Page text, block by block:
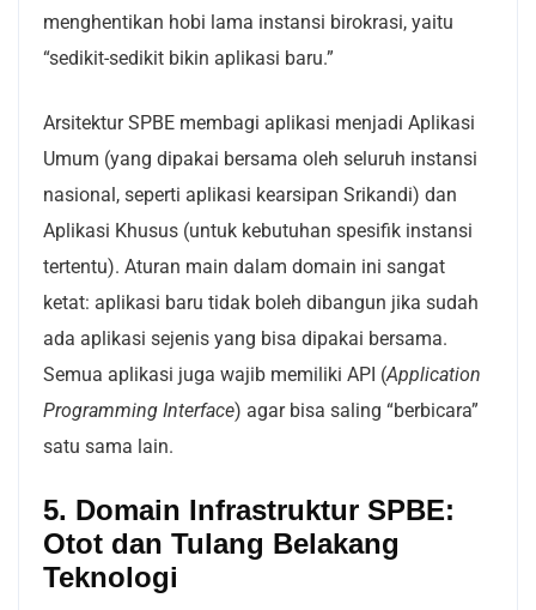
menghentikan hobi lama instansi birokrasi, yaitu
“sedikit-sedikit bikin aplikasi baru.”
Arsitektur SPBE membagi aplikasi menjadi Aplikasi
Umum (yang dipakai bersama oleh seluruh instansi
nasional, seperti aplikasi kearsipan Srikandi) dan
Aplikasi Khusus (untuk kebutuhan spesifik instansi
tertentu). Aturan main dalam domain ini sangat
ketat: aplikasi baru tidak boleh dibangun jika sudah
ada aplikasi sejenis yang bisa dipakai bersama.
Semua aplikasi juga wajib memiliki API (Application
Programming Interface) agar bisa saling “berbicara”
satu sama lain.
5. Domain Infrastruktur SPBE:
Otot dan Tulang Belakang
Teknologi